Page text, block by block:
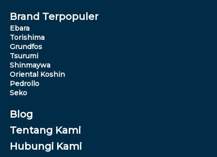
Brand Terpopuler
Ebara
Torishima
Grundfos
Tsurumi
Shinmaywa
Oriental Koshin
Pedrollo
Seko
Blog
Tentang Kami
Hubungi Kami